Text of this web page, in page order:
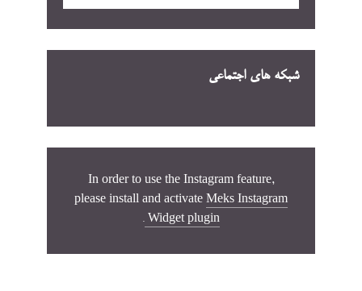
شبکه های اجتماعی
In order to use the Instagram feature,
please install and activate Meks Instagram
Widget plugin
.